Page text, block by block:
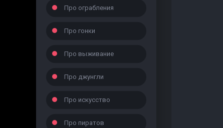
Про ограбления
Про гонки
Про выживание
Про джунгли
Про искусство
Про пиратов